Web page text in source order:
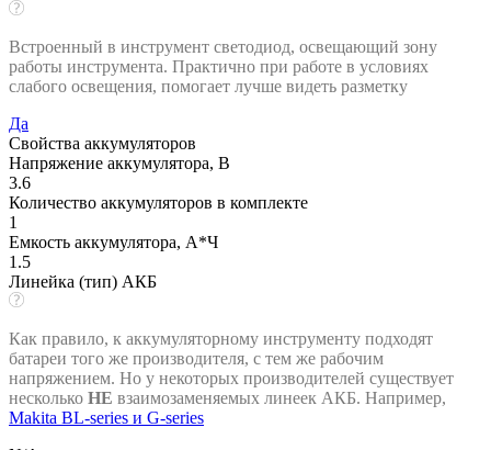
Встроенный в инструмент светодиод, освещающий зону
работы инструмента. Практично при работе в условиях
слабого освещения, помогает лучше видеть разметку
Да
Свойства аккумуляторов
Напряжение аккумулятора, В
3.6
Количество аккумуляторов в комплекте
1
Емкость аккумулятора, А*Ч
1.5
Линейка (тип) АКБ
Как правило, к аккумуляторному инструменту подходят
батареи того же производителя, с тем же рабочим
напряжением. Но у некоторых производителей существует
несколько НЕ взаимозаменяемых линеек АКБ. Например,
Makita BL-series и G-series